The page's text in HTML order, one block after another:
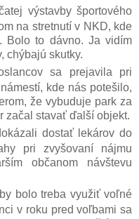
výstavby športového
na stretnutí v NKD, kde
Bolo to dávno. Ja vidím
chýbajú skutky.
sa prejavila pri
kde nás potešilo,
že vybuduje park za
začal stavať ďalší objekt.
dostať lekárov do
pri zvyšovaní nájmu
občanom návštevu
bolo treba využiť voľné
v roku pred voľbami sa